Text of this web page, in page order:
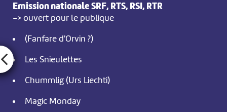
Emission nationale SRF, RTS, RSI, RTR
-> ouvert pour le publique
(Fanfare d'Orvin ?)
Les Snieulettes
Chummlig (Urs Liechti)
Magic Monday